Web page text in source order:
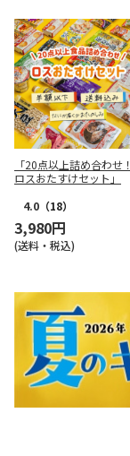
「20点以上詰め合わせ！
ロスおたすけセット」
4.0 （18）
3,980円
(送料・税込)